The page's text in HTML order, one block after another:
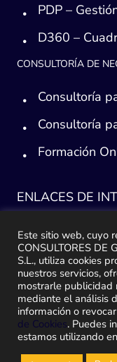
PDP –
D360 –
CONSULTORÍA DE
Consultoría
Consultoría
Formación
ENLACES DE
Consultoría
Implantación
Plan de
Migración y
Medidas Ley
Este sitio web, cuyo
CONSULTORES DE
S.L., utiliza cookies
nuestros servicios,
mostrarle publicidad
mediante el análisis
información o
de Cookies. Puedes
estamos utilizando